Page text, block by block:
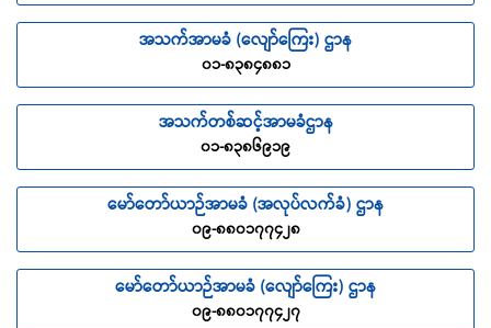
အသက်အာမခံ (လျော်ကြေး) ဌာန
၀၁-၈၃၈၄၈၈၁
အသက်တစ်ဆင့်အာမခံဌာန
၀၁-၈၃၈၆၉၁၉
မော်တော်ယာဉ်အာမခံ (အလုပ်လက်ခံ) ဌာန
၀၉-၈၈၀၁၇၇၄၂၈
မော်တော်ယာဉ်အာမခံ (လျော်ကြေး) ဌာန
၀၉-၈၈၀၁၇၇၄၂၇